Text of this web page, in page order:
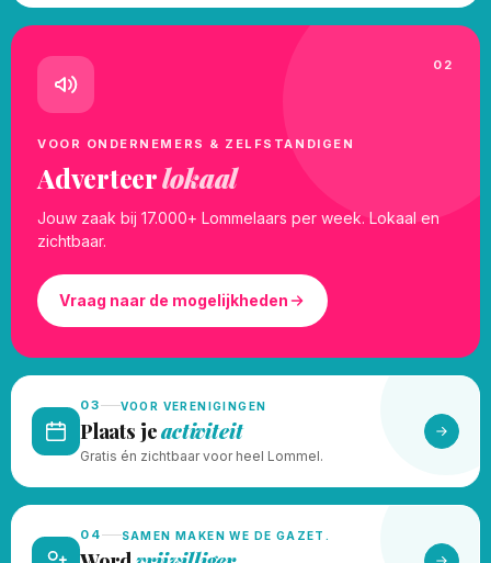
02
VOOR ONDERNEMERS & ZELFSTANDIGEN
Adverteerlokaal
Jouw zaak bij 17.000+ Lommelaars per week. Lokaal en
zichtbaar.
Vraag naar de mogelijkheden
03 VOOR VERENIGINGEN
Plaats jeactiviteit
Gratis én zichtbaar voor heel Lommel.
04 SAMEN MAKEN WE DE GAZET.